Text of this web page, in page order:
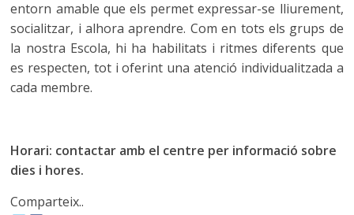
entorn amable que els permet expressar-se lliurement,
socialitzar, i alhora aprendre. Com en tots els grups de
la nostra Escola, hi ha habilitats i ritmes diferents que
es respecten, tot i oferint una atenció individualitzada a
cada membre.
Horari: contactar amb el centre per informació sobre
dies i hores.
Comparteix..